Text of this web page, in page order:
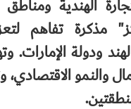
الهندية
مذكرة تفاهم
ودولة الإمارات.
والنمو الاقتصادي،